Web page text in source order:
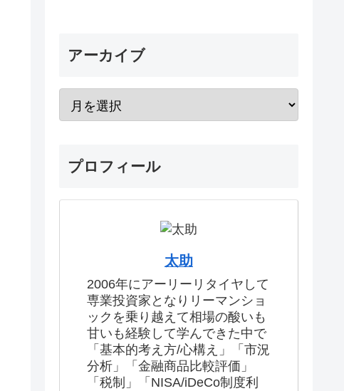
アーカイブ
プロフィール
太助
2006年にアーリーリタイヤして
専業投資家となりリーマンショ
ックを乗り越えて相場の酸いも
甘いも経験して学んできた中で
「基本的考え方/心構え」「市況
分析」「金融商品比較評価」
「税制」「NISA/iDeCo制度利